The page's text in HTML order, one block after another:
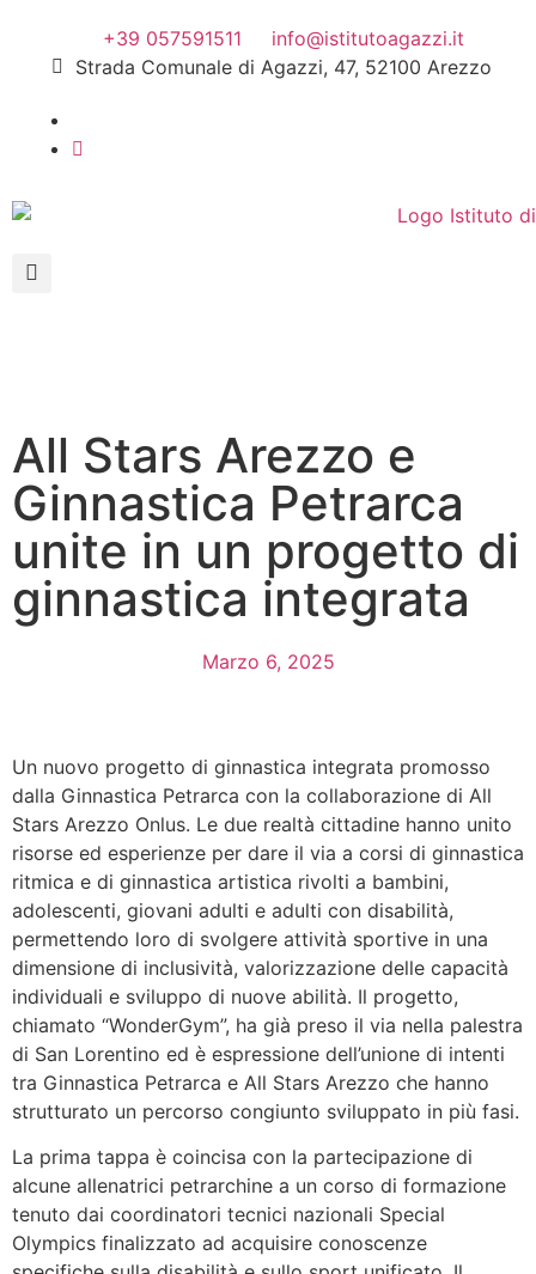
+39 057591511
info@istitutoagazzi.it
Strada Comunale di Agazzi, 47, 52100 Arezzo
All Stars Arezzo e
Ginnastica Petrarca
unite in un progetto di
ginnastica integrata
Marzo 6, 2025
Un nuovo progetto di ginnastica integrata promosso
dalla Ginnastica Petrarca con la collaborazione di All
Stars Arezzo Onlus. Le due realtà cittadine hanno unito
risorse ed esperienze per dare il via a corsi di ginnastica
ritmica e di ginnastica artistica rivolti a bambini,
adolescenti, giovani adulti e adulti con disabilità,
permettendo loro di svolgere attività sportive in una
dimensione di inclusività, valorizzazione delle capacità
individuali e sviluppo di nuove abilità. Il progetto,
chiamato “WonderGym”, ha già preso il via nella palestra
di San Lorentino ed è espressione dell’unione di intenti
tra Ginnastica Petrarca e All Stars Arezzo che hanno
strutturato un percorso congiunto sviluppato in più fasi.
La prima tappa è coincisa con la partecipazione di
alcune allenatrici petrarchine a un corso di formazione
tenuto dai coordinatori tecnici nazionali Special
Olympics finalizzato ad acquisire conoscenze